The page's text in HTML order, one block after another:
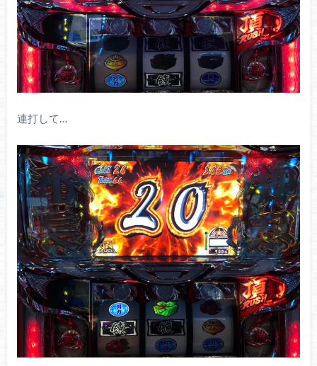
連打して…